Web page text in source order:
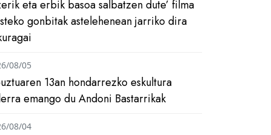
eta erbik basoa salbatzen dute’ filma
gonbitak astelehenean jarriko dira
13an hondarrezko eskultura
emango du Andoni Bastarrikak
08/05
08/04